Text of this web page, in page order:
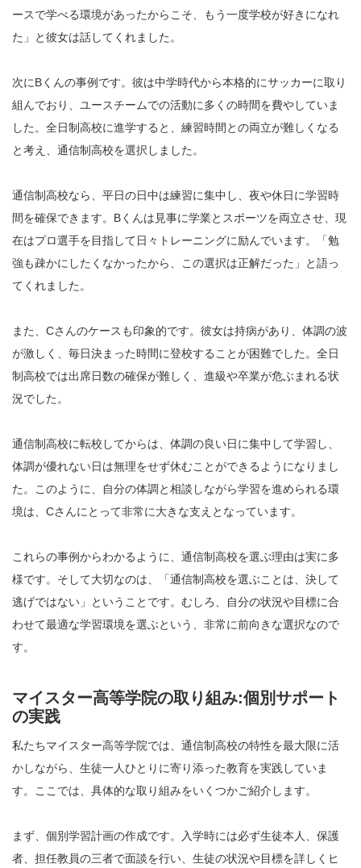
ースで学べる環境があったからこそ、もう一度学校が好きになれ
た」と彼女は話してくれました。
次にBくんの事例です。彼は中学時代から本格的にサッカーに取り
組んでおり、ユースチームでの活動に多くの時間を費やしていま
した。全日制高校に進学すると、練習時間との両立が難しくなる
と考え、通信制高校を選択しました。
通信制高校なら、平日の日中は練習に集中し、夜や休日に学習時
間を確保できます。Bくんは見事に学業とスポーツを両立させ、現
在はプロ選手を目指して日々トレーニングに励んでいます。「勉
強も疎かにしたくなかったから、この選択は正解だった」と語っ
てくれました。
また、Cさんのケースも印象的です。彼女は持病があり、体調の波
が激しく、毎日決まった時間に登校することが困難でした。全日
制高校では出席日数の確保が難しく、進級や卒業が危ぶまれる状
況でした。
通信制高校に転校してからは、体調の良い日に集中して学習し、
体調が優れない日は無理をせず休むことができるようになりまし
た。このように、自分の体調と相談しながら学習を進められる環
境は、Cさんにとって非常に大きな支えとなっています。
これらの事例からわかるように、通信制高校を選ぶ理由は実に多
様です。そして大切なのは、「通信制高校を選ぶことは、決して
逃げではない」ということです。むしろ、自分の状況や目標に合
わせて最適な学習環境を選ぶという、非常に前向きな選択なので
す。
マイスター高等学院の取り組み:個別サポート
の実践
私たちマイスター高等学院では、通信制高校の特性を最大限に活
かしながら、生徒一人ひとりに寄り添った教育を実践していま
す。ここでは、具体的な取り組みをいくつかご紹介します。
まず、個別学習計画の作成です。入学時には必ず生徒本人、保護
者、担任教員の三者で面談を行い、生徒の状況や目標を詳しくヒ